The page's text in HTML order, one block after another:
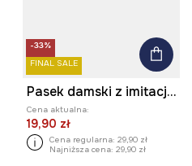
-33%
FINAL SALE
Pasek damski z imitacji skóry
Cena aktualna:
19,90 zł
Cena regularna: 29,90 zł
Najniższa cena: 29,90 zł